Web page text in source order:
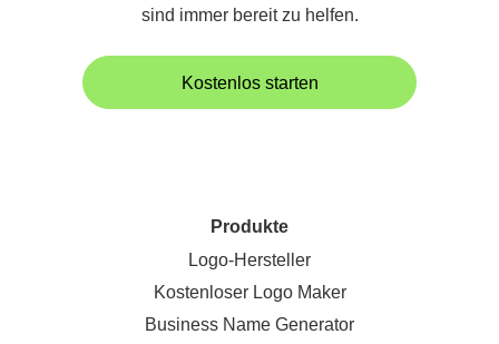
sind immer bereit zu helfen.
Kostenlos starten
Produkte
Logo-Hersteller
Kostenloser Logo Maker
Business Name Generator